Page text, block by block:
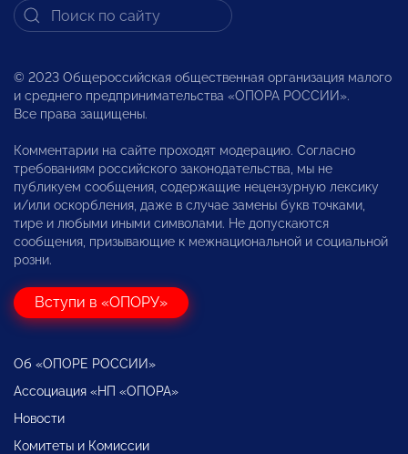
© 2023 Общероссийская общественная организация малого
и среднего предпринимательства «ОПОРА РОССИИ».
Все права защищены.
Комментарии на сайте проходят модерацию. Согласно
требованиям российского законодательства, мы не
публикуем сообщения, содержащие нецензурную лексику
и/или оскорбления, даже в случае замены букв точками,
тире и любыми иными символами. Не допускаются
сообщения, призывающие к межнациональной и социальной
розни.
Вступи в «ОПОРУ»
Об «ОПОРЕ РОССИИ»
Ассоциация «НП «ОПОРА»
Новости
Комитеты и Комиссии